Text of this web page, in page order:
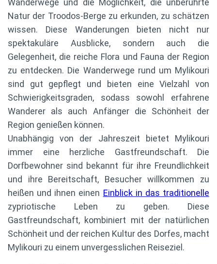
Wanderwege und die Möglichkeit, die unberührte
Natur der Troodos-Berge zu erkunden, zu schätzen
wissen. Diese Wanderungen bieten nicht nur
spektakuläre Ausblicke, sondern auch die
Gelegenheit, die reiche Flora und Fauna der Region
zu entdecken. Die Wanderwege rund um Mylikouri
sind gut gepflegt und bieten eine Vielzahl von
Schwierigkeitsgraden, sodass sowohl erfahrene
Wanderer als auch Anfänger die Schönheit der
Region genießen können.
Unabhängig von der Jahreszeit bietet Mylikouri
immer eine herzliche Gastfreundschaft. Die
Dorfbewohner sind bekannt für ihre Freundlichkeit
und ihre Bereitschaft, Besucher willkommen zu
heißen und ihnen einen Einblick in das traditionelle
zypriotische Leben zu geben. Diese
Gastfreundschaft, kombiniert mit der natürlichen
Schönheit und der reichen Kultur des Dorfes, macht
Mylikouri zu einem unvergesslichen Reiseziel.